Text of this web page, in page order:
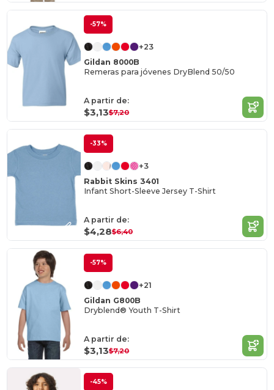
-57%
+23
Gildan 8000B
Remeras para jóvenes DryBlend 50/50
A partir de:
$3,13$7,20
-33%
+3
Rabbit Skins 3401
Infant Short-Sleeve Jersey T-Shirt
A partir de:
$4,28$6,40
-57%
+21
Gildan G800B
Dryblend® Youth T-Shirt
A partir de:
$3,13$7,20
-45%